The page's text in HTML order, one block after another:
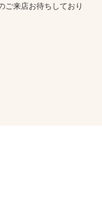
ご来店お待ちしており